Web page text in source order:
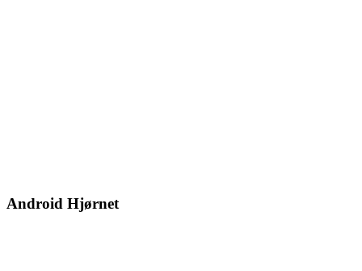
Android Hjørnet